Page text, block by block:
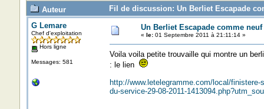
Auteur
Fil de discussion: Un Berliet Escapade
G Lemare
Chef d'exploitation
Hors ligne
Messages: 581
Un Berliet Escapade comme neuf
« le:01 Septembre 2011 à 21:11:14 »
Voila voila petite trouvaille qui montre un
: le lien
http://www.letelegramme.com/local/
du-service-29-08-2011-